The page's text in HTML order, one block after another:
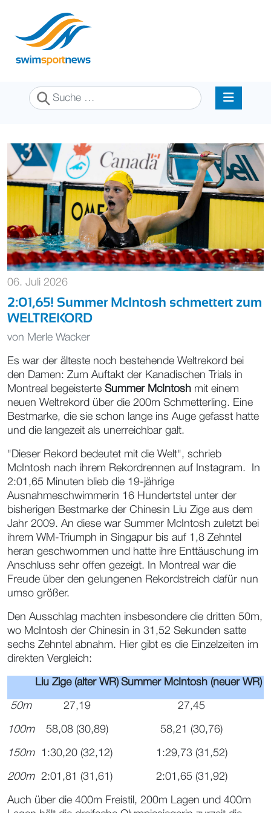
Suchen
06. Juli 2026
2:01,65! Summer McIntosh schmettert zum
WELTREKORD
von Merle Wacker
Es war der älteste noch bestehende Weltrekord bei
den Damen: Zum Auftakt der Kanadischen Trials in
Montreal begeisterte Summer McIntosh mit einem
neuen Weltrekord über die 200m Schmetterling. Eine
Bestmarke, die sie schon lange ins Auge gefasst hatte
und die langezeit als unerreichbar galt.
"Dieser Rekord bedeutet mit die Welt", schrieb
McIntosh nach ihrem Rekordrennen auf Instagram. In
2:01,65 Minuten blieb die 19-jährige
Ausnahmeschwimmerin 16 Hundertstel unter der
bisherigen Bestmarke der Chinesin Liu Zige aus dem
Jahr 2009. An diese war Summer McIntosh zuletzt bei
ihrem WM-Triumph in Singapur bis auf 1,8 Zehntel
heran geschwommen und hatte ihre Enttäuschung im
Anschluss sehr offen gezeigt. In Montreal war die
Freude über den gelungenen Rekordstreich dafür nun
umso größer.
Den Ausschlag machten insbesondere die dritten 50m,
wo McIntosh der Chinesin in 31,52 Sekunden satte
sechs Zehntel abnahm. Hier gibt es die Einzelzeiten im
direkten Vergleich:
Liu Zige (alter WR) Summer McIntosh (neuer WR)
50m 27,19 27,45
100m 58,08 (30,89) 58,21 (30,76)
150m 1:30,20 (32,12) 1:29,73 (31,52)
200m 2:01,81 (31,61) 2:01,65 (31,92)
Auch über die 400m Freistil, 200m Lagen und 400m